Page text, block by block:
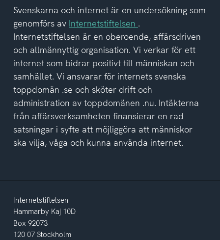
del
av
integritetspolicyn
Svenskarna och internet är en undersökning som
genomförs av Internetstiftelsen .
Internetstiftelsen är en oberoende, affärsdriven
och allmännyttig organisation. Vi verkar för ett
internet som bidrar positivt till människan och
samhället. Vi ansvarar för internets svenska
toppdomän .se och sköter drift och
administration av toppdomänen .nu. Intäkterna
från affärsverksamheten finansierar en rad
satsningar i syfte att möjliggöra att människor
ska vilja, våga och kunna använda internet.
Internetstiftelsen
Hammarby Kaj 10D
Box 92073
120 07 Stockholm